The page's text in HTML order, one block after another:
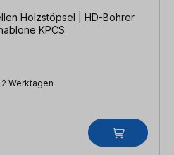
Holzstöpsel | HD-Bohrer
KPCS
Werktagen